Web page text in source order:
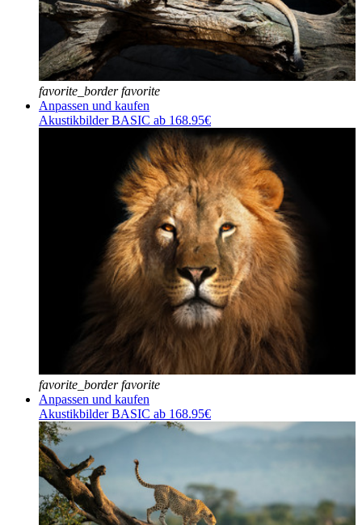
favorite_border favorite
Anpassen und kaufen
Akustikbilder BASIC ab 168.95€
favorite_border favorite
Anpassen und kaufen
Akustikbilder BASIC ab 168.95€